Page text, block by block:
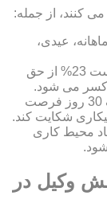
کنند، از جمله:
عیدی،
: کارفرما موظف است 23% از حق
: کارگر اخراج شده ظرف 30 روز فرصت
شکایت کند.
محیط کاری
وکیل در